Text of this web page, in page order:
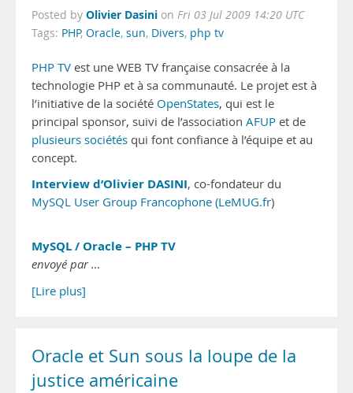
Posted by Olivier Dasini on Fri 03 Jul 2009 14:20 UTC
Tags: PHP, Oracle, sun, Divers, php tv
PHP TV est une WEB TV française consacrée à la
technologie PHP et à sa communauté. Le projet est à
l’initiative de la société OpenStates, qui est le
principal sponsor, suivi de l’association AFUP et de
plusieurs sociétés qui font confiance à l’équipe et au
concept.
Interview d’Olivier DASINI, co-fondateur du
MySQL User Group Francophone (LeMUG.fr)
MySQL / Oracle – PHP TV
envoyé par …
[Lire plus]
Oracle et Sun sous la loupe de la
justice américaine